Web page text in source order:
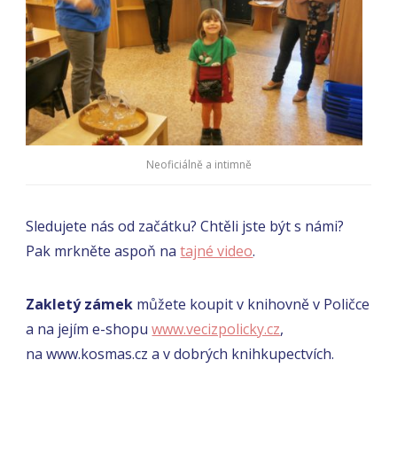
Neoficiálně a intimně
Sledujete nás od začátku? Chtěli jste být s námi?
Pak mrkněte aspoň natajné video.
Zakletý zámek můžete koupit v knihovně v Poličce
a na jejím e-shopuwww.vecizpolicky.cz,
na www.kosmas.cz a v dobrých knihkupectvích.